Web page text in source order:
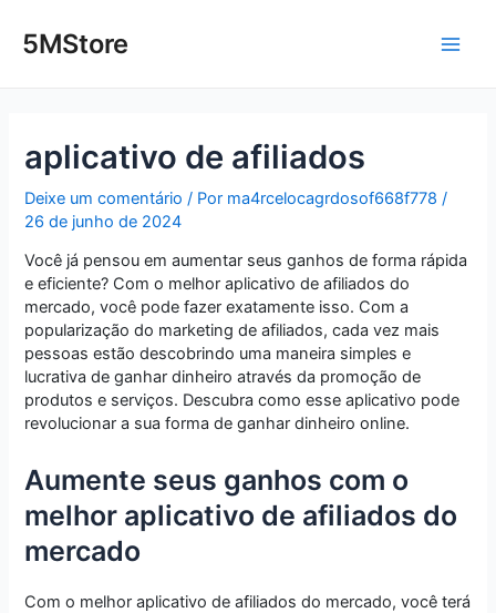
para5MStore
aplicativo de afiliados
Deixe um comentário / Por ma4rcelocagrdosof668f778/
26 de junho de 2024
Você já pensou em aumentar seus ganhos de forma rápida
e eficiente? Com o melhor aplicativo de afiliados do
mercado, você pode fazer exatamente isso. Com a
popularização do marketing de afiliados, cada vez mais
pessoas estão descobrindo uma maneira simples e
lucrativa de ganhar dinheiro através da promoção de
produtos e serviços. Descubra como esse aplicativo pode
revolucionar a sua forma de ganhar dinheiro online.
Aumente seus ganhos com o
melhor aplicativo de afiliados do
mercado
Com o melhor aplicativo de afiliados do mercado, você terá
navigation